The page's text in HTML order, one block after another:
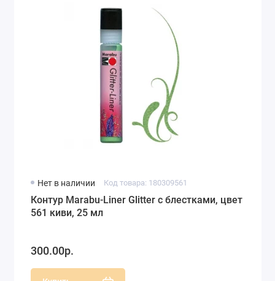
Нет в наличии Код товара: 180309561
Контур Marabu-Liner Glitter с блестками, цвет
561 киви, 25 мл
300.00р.